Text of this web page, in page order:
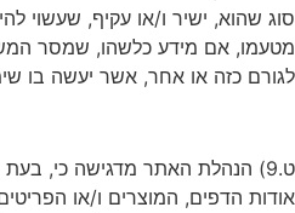
סוג שהוא, ישיר ו/או עקיף, שעשוי
מטעמו, אם מידע כלשהו, שמסר
לגורם כזה או אחר, אשר יעשה בו
ט.9) הנהלת האתר מדגישה כי,
אודות הדפים, המוצרים ו/או